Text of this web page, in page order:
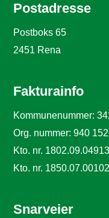
Postadresse
Postboks 65
2451 Rena
Fakturainfo
Kommunenummer:
Org. nummer: 940
Kto. nr.
Kto. nr.
Snarveier